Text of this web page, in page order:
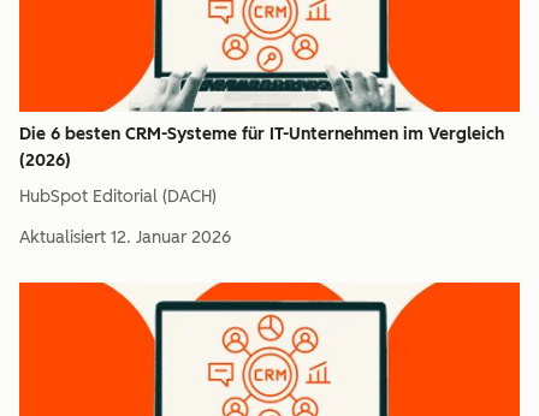
Die 6 besten CRM-Systeme für IT-Unternehmen im Vergleich
(2026)
HubSpot Editorial (DACH)
Aktualisiert 12. Januar 2026